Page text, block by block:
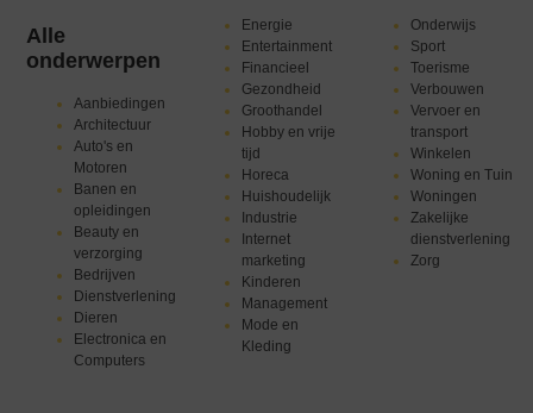
Alle
onderwerpen
Aanbiedingen
Architectuur
Auto's en
Motoren
Banen en
opleidingen
Beauty en
verzorging
Bedrijven
Dienstverlening
Dieren
Electronica en
Computers
Energie
Entertainment
Financieel
Gezondheid
Groothandel
Hobby en vrije
tijd
Horeca
Huishoudelijk
Industrie
Internet
marketing
Kinderen
Management
Mode en
Kleding
Onderwijs
Sport
Toerisme
Verbouwen
Vervoer en
transport
Winkelen
Woning en Tuin
Woningen
Zakelijke
dienstverlening
Zorg